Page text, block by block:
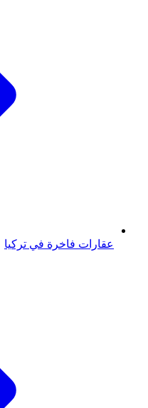
عقارات فاخرة في تركيا